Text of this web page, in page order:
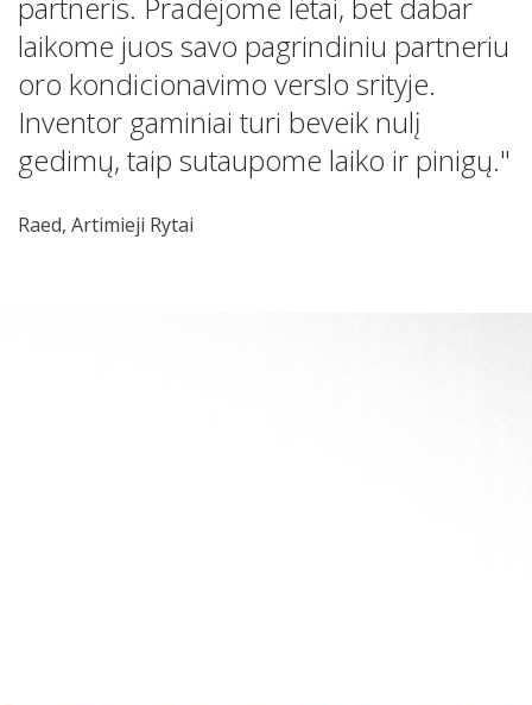
laikome juos savo pagrindiniu partneriu
oro kondicionavimo verslo srityje.
Inventor gaminiai turi beveik nulį
gedimų, taip sutaupome laiko ir pinigų."
Raed, Artimieji Rytai